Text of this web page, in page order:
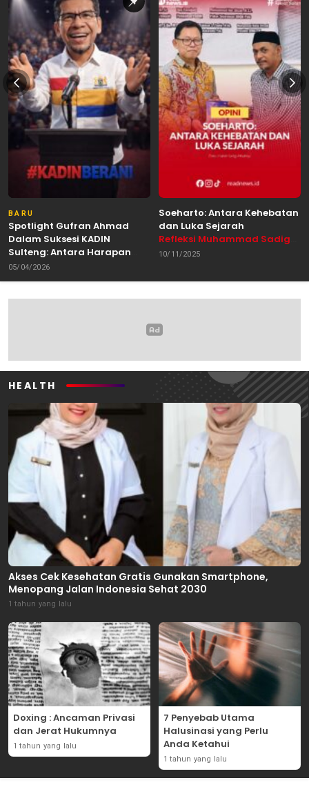
BARU
Spotlight Gufran Ahmad
Dalam Suksesi KADIN
Sulteng: Antara Harapan
dan Kebutuhan Perubahan
Oleh: Anshar Munir
05/04/2026
Soeharto: Antara Kehebatan
dan Luka Sejarah
Refleksi Muhammad Sadig
Alhabsyie, Akademisi UIN
Pemerhati Gerakan
10/11/2025
HEALTH
Akses Cek Kesehatan Gratis Gunakan Smartphone,
Menopang Jalan Indonesia Sehat 2030
1 tahun yang lalu
Doxing : Ancaman Privasi
dan Jerat Hukumnya
1 tahun yang lalu
7 Penyebab Utama
Halusinasi yang Perlu
Anda Ketahui
1 tahun yang lalu